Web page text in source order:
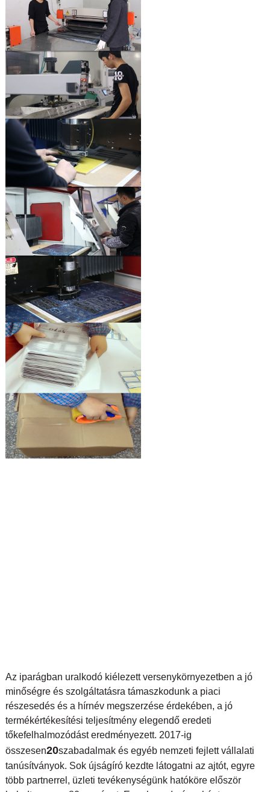
Az iparágban uralkodó kiélezett versenykörnyezetben a jó
minőségre és szolgáltatásra támaszkodunk a piaci
részesedés és a hírnév megszerzése érdekében, a jó
termékértékesítési teljesítmény elegendő eredeti
tőkefelhalmozódást eredményezett. 2017-ig
összesen20szabadalmak és egyéb nemzeti fejlett vállalati
tanúsítványok. Sok újságíró kezdte látogatni az ajtót, egyre
több partnerrel, üzleti tevékenységünk hatóköre először